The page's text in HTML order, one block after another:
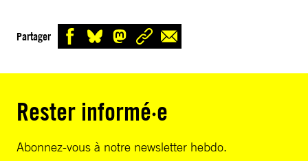
Partager
Rester informé·e
Abonnez-vous à notre newsletter hebdo.